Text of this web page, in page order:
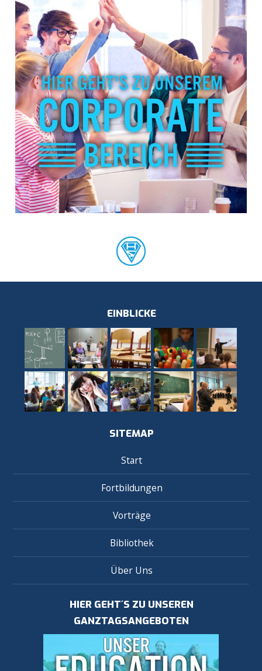
EINBLICKE
SITEMAP
Start
Fortbildungen
Vorträge
Bibliothek
Über Uns
HIER GEHT´S ZU UNSEREN
GANZTAGSANGEBOTEN